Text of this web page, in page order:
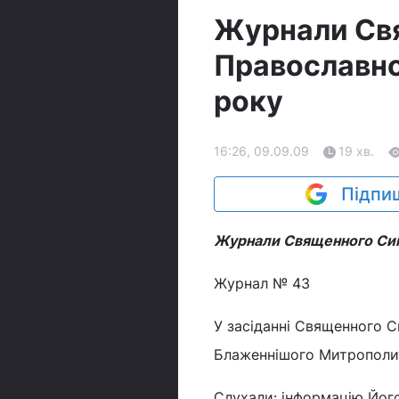
Журнали
року
16:26, 09.09.09 19 хв.
Журнали Священного
Журнал № 43
У засіданні Священного
Блаженнішого